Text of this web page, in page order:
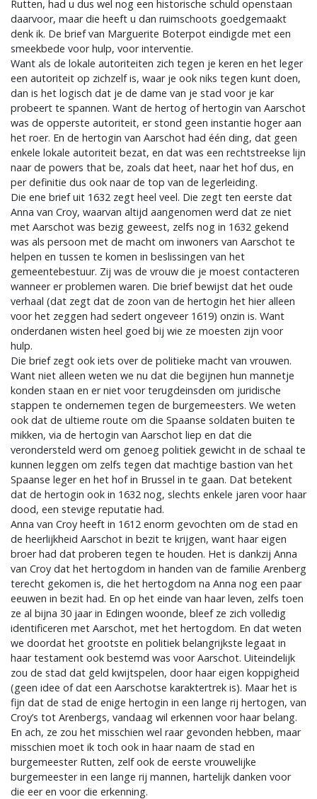
Rutten, had u dus wel nog een historische schuld openstaan
daarvoor, maar die heeft u dan ruimschoots goedgemaakt
denk ik. De brief van Marguerite Boterpot eindigde met een
smeekbede voor hulp, voor interventie.
Want als de lokale autoriteiten zich tegen je keren en het leger
een autoriteit op zichzelf is, waar je ook niks tegen kunt doen,
dan is het logisch dat je de dame van je stad voor je kar
probeert te spannen. Want de hertog of hertogin van Aarschot
was de opperste autoriteit, er stond geen instantie hoger aan
het roer. En de hertogin van Aarschot had één ding, dat geen
enkele lokale autoriteit bezat, en dat was een rechtstreekse lijn
naar de powers that be, zoals dat heet, naar het hof dus, en
per definitie dus ook naar de top van de legerleiding.
Die ene brief uit 1632 zegt heel veel. Die zegt ten eerste dat
Anna van Croy, waarvan altijd aangenomen werd dat ze niet
met Aarschot was bezig geweest, zelfs nog in 1632 gekend
was als persoon met de macht om inwoners van Aarschot te
helpen en tussen te komen in beslissingen van het
gemeentebestuur. Zij was de vrouw die je moest contacteren
wanneer er problemen waren. Die brief bewijst dat het oude
verhaal (dat zegt dat de zoon van de hertogin het hier alleen
voor het zeggen had sedert ongeveer 1619) onzin is. Want
onderdanen wisten heel goed bij wie ze moesten zijn voor
hulp.
Die brief zegt ook iets over de politieke macht van vrouwen.
Want niet alleen weten we nu dat die begijnen hun mannetje
konden staan en er niet voor terugdeinsden om juridische
stappen te ondernemen tegen de burgemeesters. We weten
ook dat de ultieme route om die Spaanse soldaten buiten te
mikken, via de hertogin van Aarschot liep en dat die
verondersteld werd om genoeg politiek gewicht in de schaal te
kunnen leggen om zelfs tegen dat machtige bastion van het
Spaanse leger en het hof in Brussel in te gaan. Dat betekent
dat de hertogin ook in 1632 nog, slechts enkele jaren voor haar
dood, een stevige reputatie had.
Anna van Croy heeft in 1612 enorm gevochten om de stad en
de heerlijkheid Aarschot in bezit te krijgen, want haar eigen
broer had dat proberen tegen te houden. Het is dankzij Anna
van Croy dat het hertogdom in handen van de familie Arenberg
terecht gekomen is, die het hertogdom na Anna nog een paar
eeuwen in bezit had. En op het einde van haar leven, zelfs toen
ze al bijna 30 jaar in Edingen woonde, bleef ze zich volledig
identificeren met Aarschot, met het hertogdom. En dat weten
we doordat het grootste en politiek belangrijkste legaat in
haar testament ook bestemd was voor Aarschot. Uiteindelijk
zou de stad dat geld kwijtspelen, door haar eigen koppigheid
(geen idee of dat een Aarschotse karaktertrek is). Maar het is
fijn dat de stad de enige hertogin in een lange rij hertogen, van
Croy’s tot Arenbergs, vandaag wil erkennen voor haar belang.
En ach, ze zou het misschien wel raar gevonden hebben, maar
misschien moet ik toch ook in haar naam de stad en
burgemeester Rutten, zelf ook de eerste vrouwelijke
burgemeester in een lange rij mannen, hartelijk danken voor
die eer en voor die erkenning.